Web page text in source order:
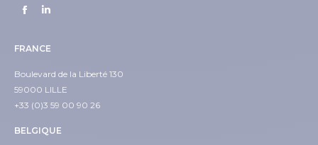
Trouvez nous sur :
opens
in
new
window
opens
in
new
window
FRANCE
Boulevard de la Liberté 130
59000 LILLE
+33 (0)3 59 00 90 26
BELGIQUE